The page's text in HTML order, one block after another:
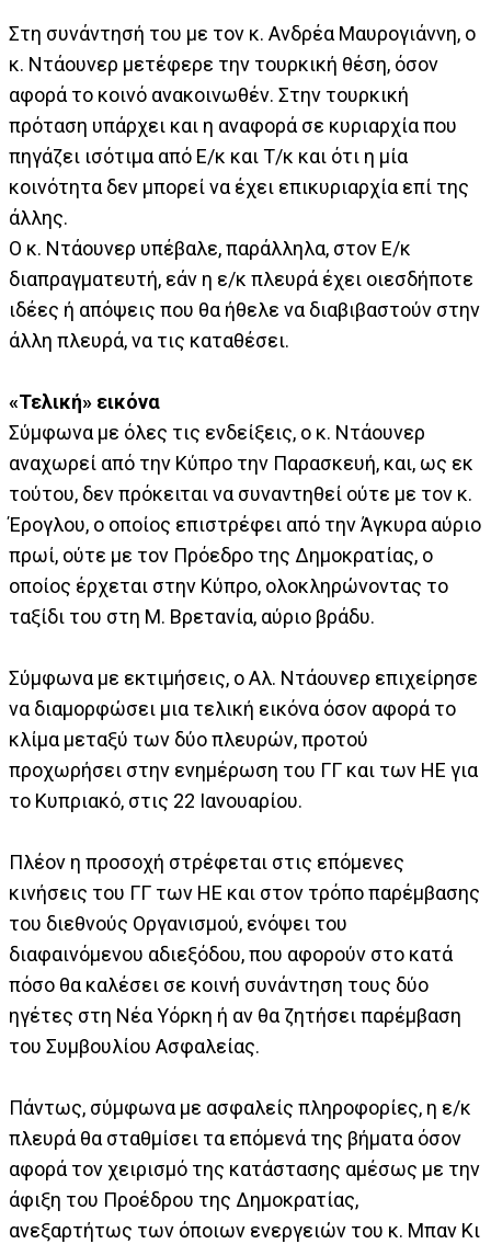
Στη συνάντησή του με τον κ. Ανδρέα Μαυρογιάννη, ο
κ. Ντάουνερ μετέφερε την τουρκική θέση, όσον
αφορά το κοινό ανακοινωθέν. Στην τουρκική
πρόταση υπάρχει και η αναφορά σε κυριαρχία που
πηγάζει ισότιμα από Ε/κ και Τ/κ και ότι η μία
κοινότητα δεν μπορεί να έχει επικυριαρχία επί της
άλλης.
Ο κ. Ντάουνερ υπέβαλε, παράλληλα, στον Ε/κ
διαπραγματευτή, εάν η ε/κ πλευρά έχει οιεσδήποτε
ιδέες ή απόψεις που θα ήθελε να διαβιβαστούν στην
άλλη πλευρά, να τις καταθέσει.
«Τελική» εικόνα
Σύμφωνα με όλες τις ενδείξεις, ο κ. Ντάουνερ
αναχωρεί από την Κύπρο την Παρασκευή, και, ως εκ
τούτου, δεν πρόκειται να συναντηθεί ούτε με τον κ.
Έρογλου, ο οποίος επιστρέφει από την Άγκυρα αύριο
πρωί, ούτε με τον Πρόεδρο της Δημοκρατίας, ο
οποίος έρχεται στην Κύπρο, ολοκληρώνοντας το
ταξίδι του στη Μ. Βρετανία, αύριο βράδυ.
Σύμφωνα με εκτιμήσεις, ο Αλ. Ντάουνερ επιχείρησε
να διαμορφώσει μια τελική εικόνα όσον αφορά το
κλίμα μεταξύ των δύο πλευρών, προτού
προχωρήσει στην ενημέρωση του ΓΓ και των ΗΕ για
το Κυπριακό, στις 22 Ιανουαρίου.
Πλέον η προσοχή στρέφεται στις επόμενες
κινήσεις του ΓΓ των ΗΕ και στον τρόπο παρέμβασης
του διεθνούς Οργανισμού, ενόψει του
διαφαινόμενου αδιεξόδου, που αφορούν στο κατά
πόσο θα καλέσει σε κοινή συνάντηση τους δύο
ηγέτες στη Νέα Υόρκη ή αν θα ζητήσει παρέμβαση
του Συμβουλίου Ασφαλείας.
Πάντως, σύμφωνα με ασφαλείς πληροφορίες, η ε/κ
πλευρά θα σταθμίσει τα επόμενά της βήματα όσον
αφορά τον χειρισμό της κατάστασης αμέσως με την
άφιξη του Προέδρου της Δημοκρατίας,
ανεξαρτήτως των όποιων ενεργειών του κ. Μπαν Κι